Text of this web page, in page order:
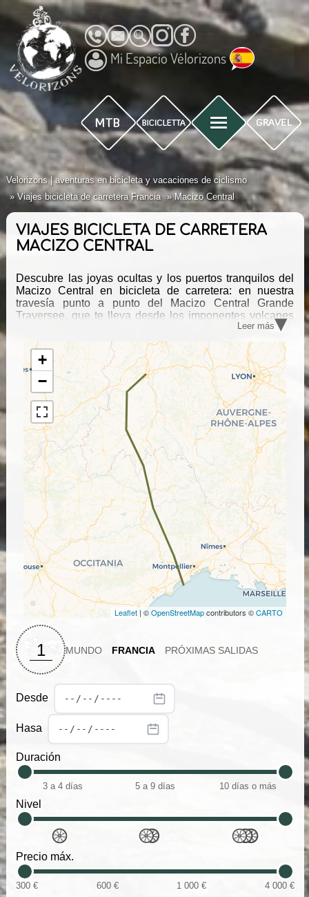
Mi Espacio Vélorizons
Velorizons | aventuras en bicicleta y vacaciones de ciclismo
Viajes bicicleta de carretera Francia
Macizo Central
VIAJES BICICLETA DE CARRETERA
MACIZO CENTRAL
Descubre las joyas ocultas y los puertos tranquilos del
Macizo Central en bicicleta de carretera: en nuestra
travesía punto a punto del Macizo Central Grande
Traversee, que te lleva desde los imponentes volcanes
de Auvernia hasta el mar Mediterráneo, pasando por los
Causses y el Monte Aigoual; o en uno de nuestros
recorridos con base en el Cantal, alrededor del Puy
Mary, la cadena más alpina del Macizo Central
Leer más▾
+
−
Leaflet | ©OpenStreetMapcontributors ©CARTO
1 MUNDO FRANCIA PRÓXIMAS SALIDAS
Desde
Hasa
Duración
3 a 4 días 5 a 9 días 10 días o más
Nivel
Precio máx.
300 € 600 € 1 000 € 4 000 €